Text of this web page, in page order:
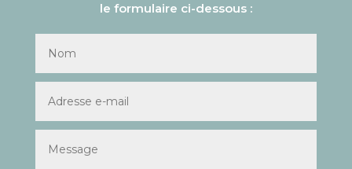
le formulaire ci-dessous :